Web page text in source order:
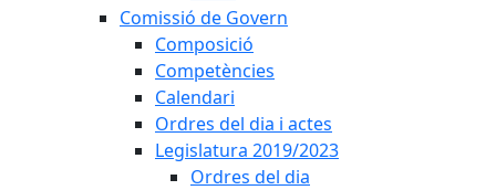
Comissió de Govern
Composició
Competències
Calendari
Ordres del dia i actes
Legislatura 2019/2023
Ordres del dia